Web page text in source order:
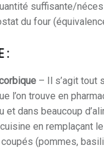
suffisante/
du four
:
– Il s’agit tout
l’on trouve en
et dans beaucoup
en remplaçant
(pommes,